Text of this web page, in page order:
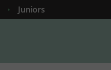
Juniors